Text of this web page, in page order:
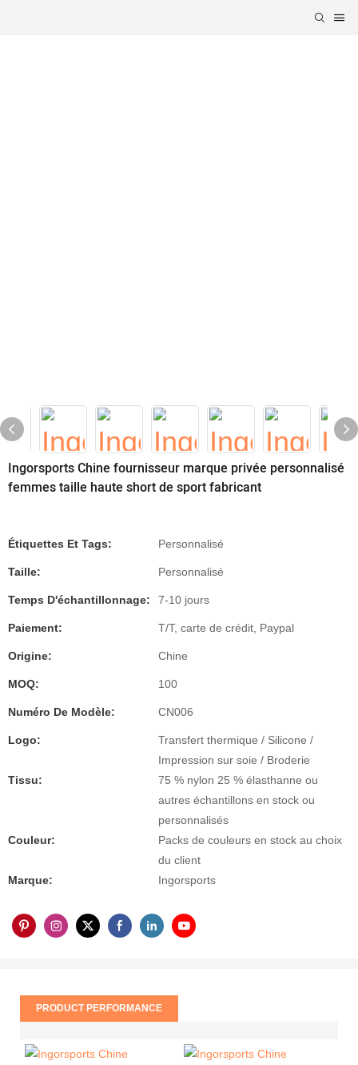
Ingorsports Chine fournisseur marque privée personnalisé
femmes taille haute short de sport fabricant
Étiquettes Et Tags: Personnalisé
Taille: Personnalisé
Temps D'échantillonnage: 7-10 jours
Paiement: T/T, carte de crédit, Paypal
Origine: Chine
MOQ: 100
Numéro De Modèle: CN006
Logo:
Transfert thermique / Silicone /
Impression sur soie / Broderie
Tissu:
75 % nylon 25 % élasthanne ou
autres échantillons en stock ou
personnalisés
Couleur:
Packs de couleurs en stock au choix
du client
Marque:
Ingorsports
PRODUCT PERFORMANCE